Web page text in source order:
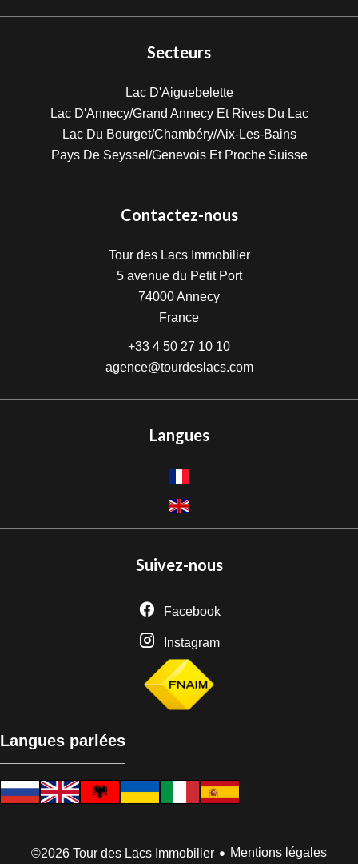
Secteurs
Lac D'Aiguebelette
Lac D'Annecy/Grand Annecy Et Rives Du Lac
Lac Du Bourget/Chambéry/Aix-Les-Bains
Pays De Seyssel/Genevois Et Proche Suisse
Contactez-nous
Tour des Lacs Immobilier
5 avenue du Petit Port
74000Annecy
France
+33 4 50 27 10 10
agence@tourdeslacs.com
Langues
Suivez-nous
Facebook
Instagram
Langues parlées
©2026 Tour des Lacs Immobilier Mentions légales